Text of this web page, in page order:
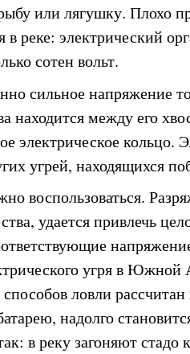
или лягушку. Плохо
реке: электрический
сотен вольт.
сильное напряжение
находится между его
электрическое кольцо.
угрей, находящихся
воспользоваться.
удается привлечь
угря в Южной
ловли рассчитан
надолго
в реку загоняют стадо